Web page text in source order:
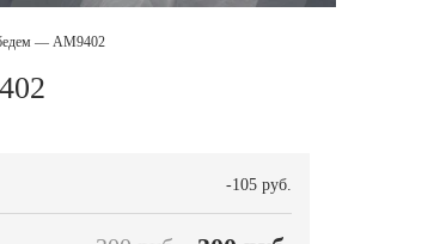
— AM9402
-105 руб.